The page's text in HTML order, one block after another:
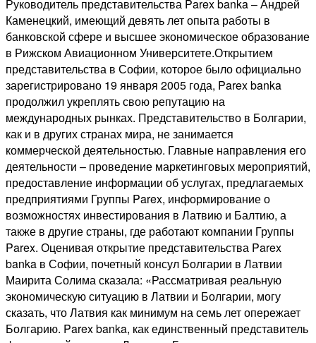
Руководитель представительства Parex banka – Андрей
Каменецкий, имеющий девять лет опыта работы в
банковской сфере и высшее экономическое образование
в Рижском Авиационном Университете.Открытием
представительства в Софии, которое было официально
зарегистрировано 19 января 2005 года, Parex banka
продолжил укреплять свою репутацию на
международных рынках. Представительство в Болгарии,
как и в других странах мира, не занимается
коммерческой деятельностью. Главные направления его
деятельности – проведение маркетинговых мероприятий,
предоставление информации об услугах, предлагаемых
предприятиями Группы Parex, информирование о
возможностях инвестирования в Латвию и Балтию, а
также в другие страны, где работают компании Группы
Parex. Оценивая открытие представительства Parex
banka в Софии, почетный консул Болгарии в Латвии
Маирита Солима сказала: «Рассматривая реальную
экономическую ситуацию в Латвии и Болгарии, могу
сказать, что Латвия как минимум на семь лет опережает
Болгарию. Parex banka, как единственный представитель